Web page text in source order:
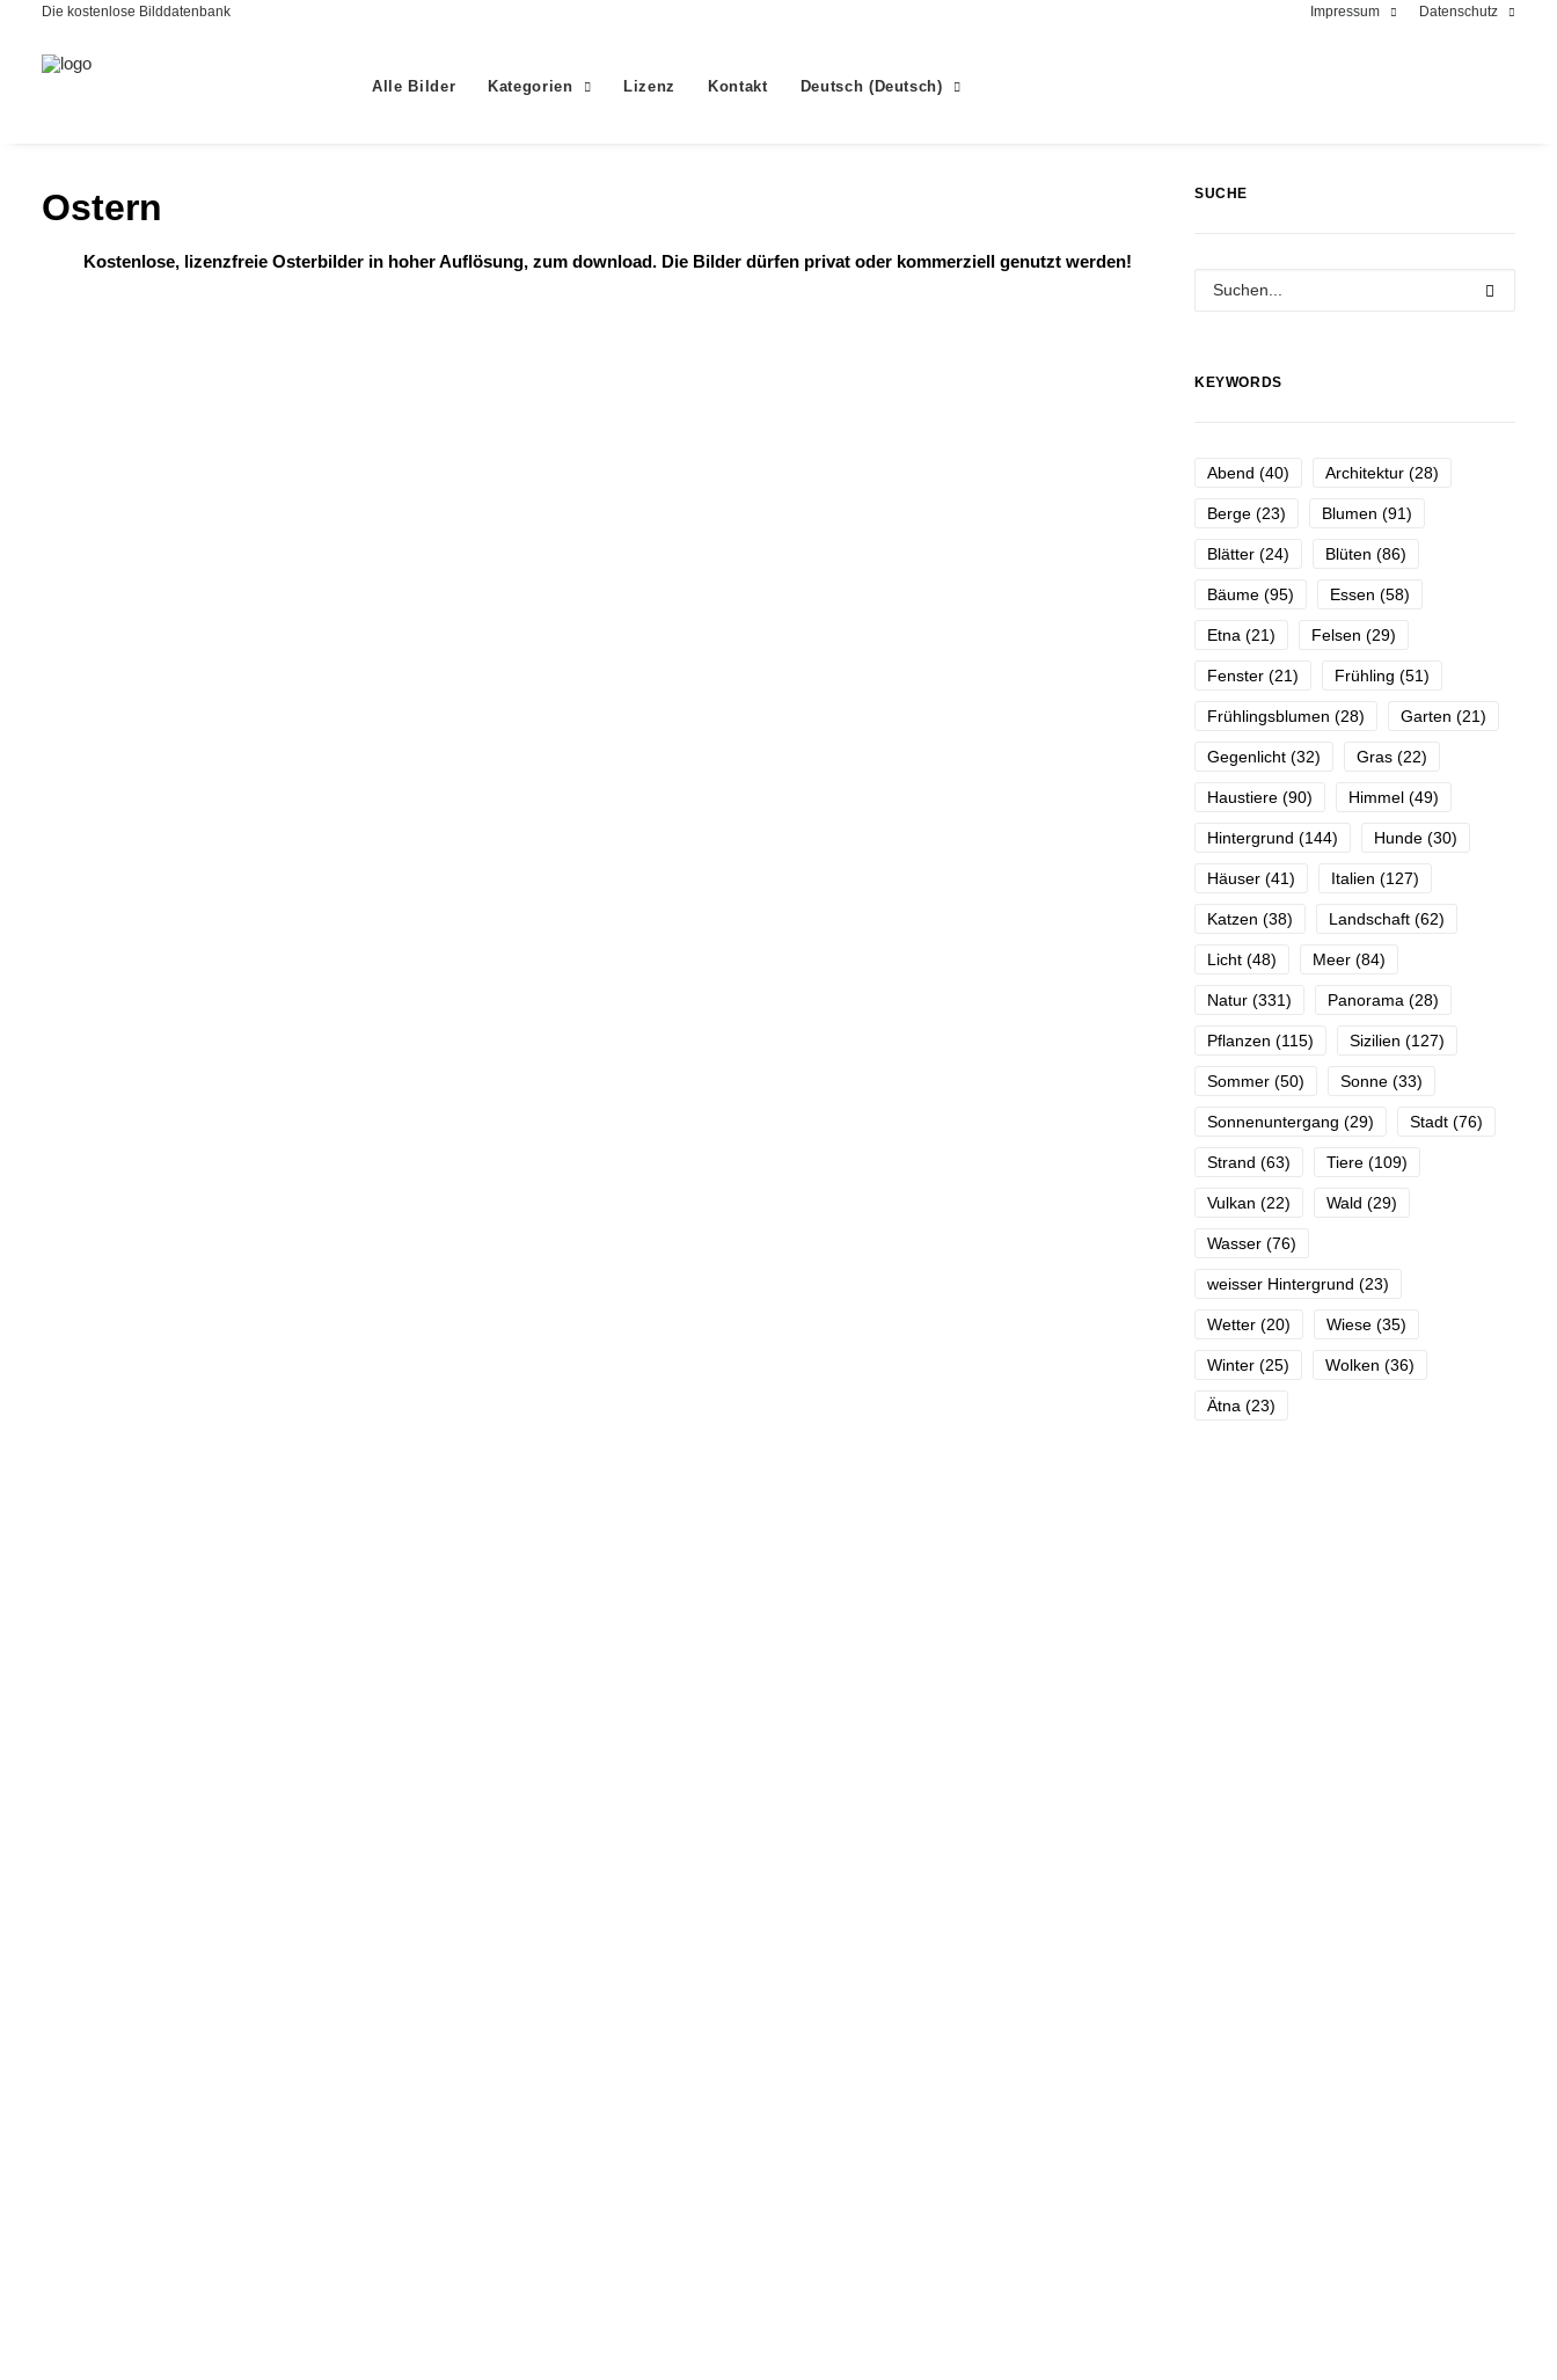
Die kostenlose Bilddatenbank Impressum Datenschutz
Alle Bilder Kategorien Lizenz Kontakt Deutsch (Deutsch)
Ostern
Kostenlose, lizenzfreie Osterbilder in hoher Auflösung, zum download. Die Bilder dürfen privat oder kommerziell genutzt werden!
SUCHE
KEYWORDS
Abend (40) Architektur (28)
Berge (23) Blumen (91)
Blätter (24) Blüten (86)
Bäume (95) Essen (58)
Etna (21) Felsen (29)
Fenster (21) Frühling (51)
Frühlingsblumen (28) Garten (21)
Gegenlicht (32) Gras (22)
Haustiere (90) Himmel (49)
Hintergrund (144) Hunde (30)
Häuser (41) Italien (127)
Katzen (38) Landschaft (62)
Licht (48) Meer (84)
Natur (331) Panorama (28)
Pflanzen (115) Sizilien (127)
Sommer (50) Sonne (33)
Sonnenuntergang (29) Stadt (76)
Strand (63) Tiere (109)
Vulkan (22) Wald (29)
Wasser (76)
weisser Hintergrund (23)
Wetter (20) Wiese (35)
Winter (25) Wolken (36)
Ätna (23)